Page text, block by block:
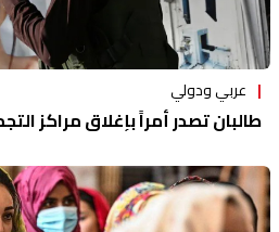
عربي ودولي
طالبان تصدر أمراً بإغلاق مراكز